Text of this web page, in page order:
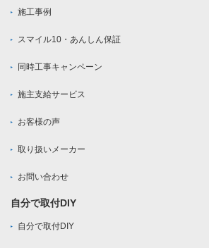
施工事例
スマイル10・あんしん保証
同時工事キャンペーン
施主支給サービス
お客様の声
取り扱いメーカー
お問い合わせ
自分で取付DIY
自分で取付DIY